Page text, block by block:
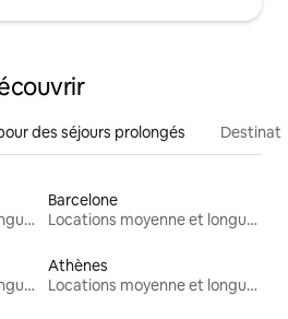
des séjours prolongés
Locations moyenne et longue durée
Barcelone
Locations moyenne et longue durée
Locations moyenne et longue durée
Athènes
Locations moyenne et longue durée